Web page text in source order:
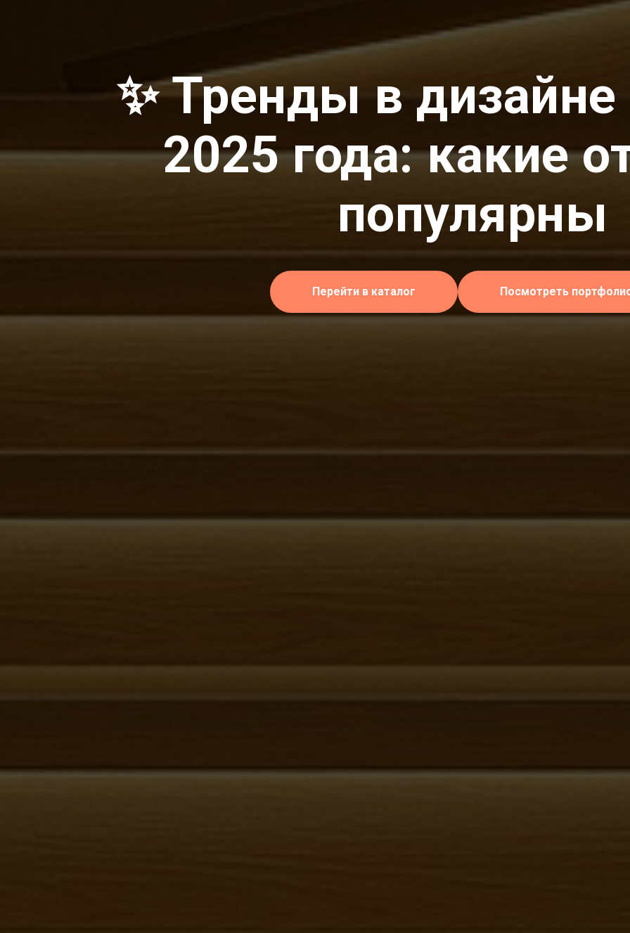
✨ Тренды в дизайне
2025 года: какие
популярны
Перейти в каталог Посмотреть